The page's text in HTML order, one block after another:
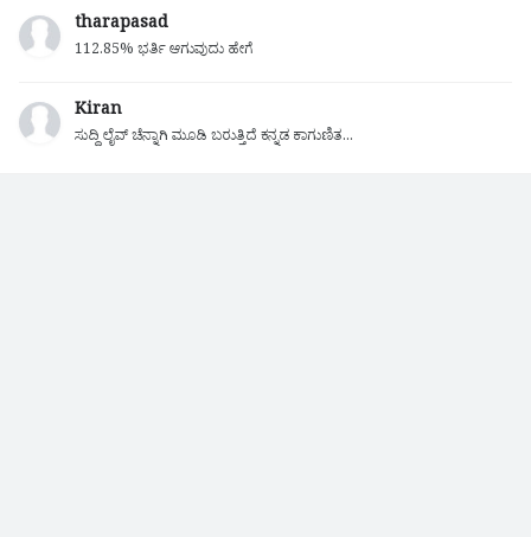
tharapasad
112.85% ಭರ್ತಿ ಆಗುವುದು ಹೇಗೆ
Kiran
ಸುದ್ದಿ ಲೈವ್ ಚೆನ್ನಾಗಿ ಮೂಡಿ ಬರುತ್ತಿದೆ ಕನ್ನಡ ಕಾಗುಣಿತ...